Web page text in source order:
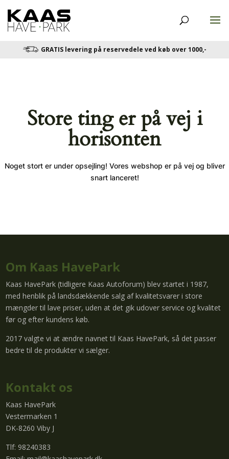
GRATIS levering på reservedele ved køb over 1000,-
Store ting er på vej i
horisonten
Noget stort er under opsejling! Vores webshop er på vej og bliver
snart lanceret!
Om Kaas HavePark
Kaas HavePark (tidligere Kaas Autoforum) blev startet i 1987,
med henblik på landsdækkende salg af kvalitetsvarer i store
mængder til lave priser, uden at det gik udover service og kvalitet
før og efter kundens køb.
2017 valgte vi at ændre navnet til Kaas HavePark, så det passer
bedre til de produkter vi sælger.
Kontakt os
Kaas HavePark
Vestermarken 1
DK-8260 Viby J
Tlf: 98240383